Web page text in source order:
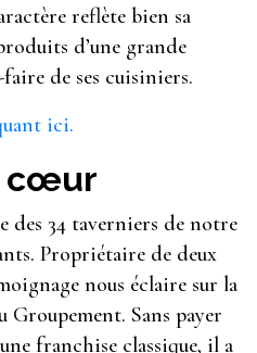
reflète bien sa
d’une grande
de ses cuisiniers.
ici.
cœur
des 34 taverniers de notre
Propriétaire de deux
nous éclaire sur la
Sans payer
franchise classique, il a